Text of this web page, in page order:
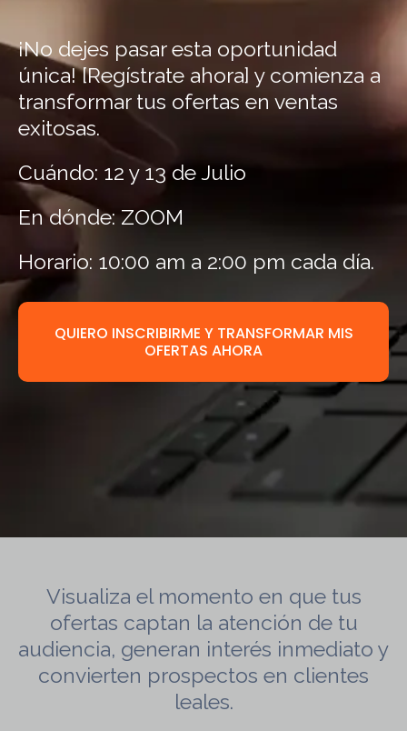
¡No dejes pasar esta oportunidad
única! [Regístrate ahora] y comienza a
transformar tus ofertas en ventas
exitosas.
Cuándo: 12 y 13 de Julio
En dónde: ZOOM
Horario: 10:00 am a 2:00 pm cada día.
QUIERO INSCRIBIRME Y TRANSFORMAR MIS
OFERTAS AHORA
Visualiza el momento en que tus
ofertas captan la atención de tu
audiencia, generan interés inmediato y
convierten prospectos en clientes
leales.